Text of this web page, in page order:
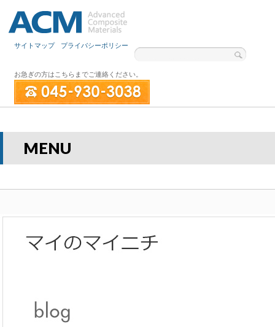
サイトマップ プライバシーポリシー
お急ぎの方はこちらまでご連絡ください。
MENU